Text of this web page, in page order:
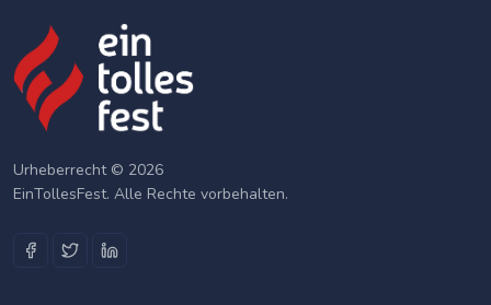
Urheberrecht © 2026
EinTollesFest. Alle Rechte vorbehalten.